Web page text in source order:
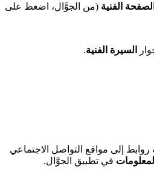
الفنية (من الجوَّال، اضغط على
السيرة الفنية.
روابط إلى مواقع التواصل الاجتماعي
في تطبيق الجوَّال.